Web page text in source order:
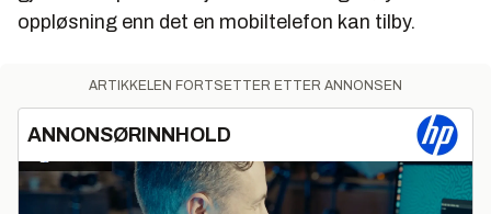
oppløsning enn det en mobiltelefon kan tilby.
ARTIKKELEN FORTSETTER ETTER ANNONSEN
ANNONSØRINNHOLD